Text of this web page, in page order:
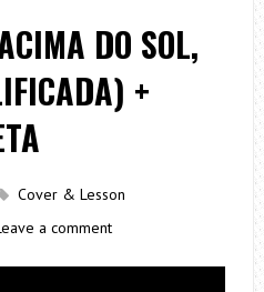
DO SOL,
+
Cover & Lesson
a comment